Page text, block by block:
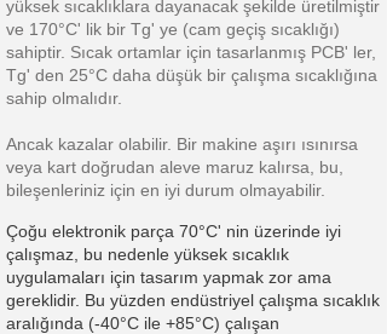
yüksek sıcaklıklara dayanacak şekilde üretilmiştir
ve 170°C' lik bir Tg' ye (cam geçiş sıcaklığı)
sahiptir. Sıcak ortamlar için tasarlanmış PCB' ler,
Tg' den 25°C daha düşük bir çalışma sıcaklığına
sahip olmalıdır.
Ancak kazalar olabilir. Bir makine aşırı ısınırsa
veya kart doğrudan aleve maruz kalırsa, bu,
bileşenleriniz için en iyi durum olmayabilir.
Çoğu elektronik parça 70°C' nin üzerinde iyi
çalışmaz, bu nedenle yüksek sıcaklık
uygulamaları için tasarım yapmak zor ama
gereklidir. Bu yüzden endüstriyel çalışma sıcaklık
aralığında (-40°C ile +85°C) çalışan